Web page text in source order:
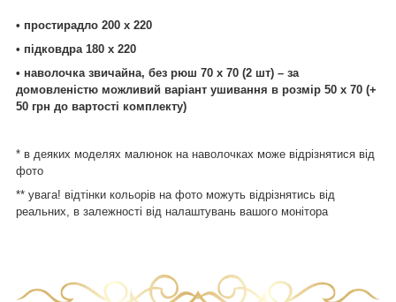
• простирадло 200 х 220
• підковдра 180 х 220
• наволочка звичайна, без рюш 70 х 70 (2 шт) – за
домовленістю можливий варіант ушивання в розмір 50 х 70 (+
50 грн до вартості комплекту)
* в деяких моделях малюнок на наволочках може відрізнятися від
фото
** увага! відтінки кольорів на фото можуть відрізнятись від
реальних, в залежності від налаштувань вашого монітора